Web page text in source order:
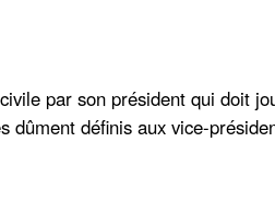
par son président qui doit
définis aux vice-